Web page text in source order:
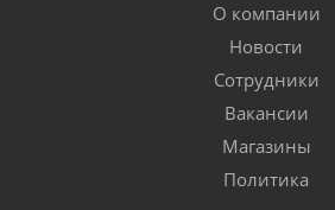
О компании
Новости
Сотрудники
Вакансии
Магазины
Политика